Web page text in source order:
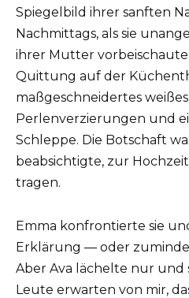
Spiegelbild ihrer sanften
Nachmittags, als sie
ihrer Mutter
Quittung auf der
maßgeschneidertes
Perlenverzierungen und
Schleppe. Die Botschaft
beabsichtigte, zur
tragen.
Emma konfrontierte sie
Erklärung — oder
Aber Ava lächelte nur und
Leute erwarten von mir,